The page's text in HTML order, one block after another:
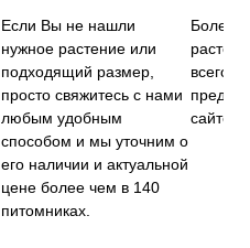
Если Вы не нашли
нужное растение или
подходящий размер,
просто свяжитесь с нами
любым удобным
способом и мы уточним о
его наличии и актуальной
цене более чем в 140
питомниках.
Более
всего
сайте.